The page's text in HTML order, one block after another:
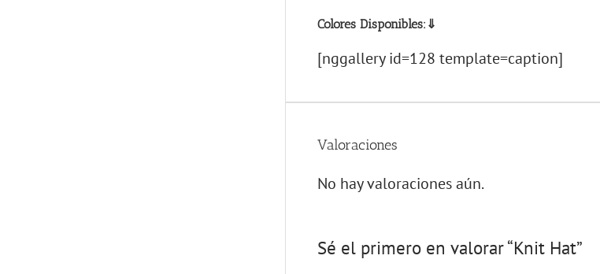
Colores Disponibles:⇓
[nggallery id=128 template=caption]
Valoraciones
No hay valoraciones aún.
Sé el primero en valorar “Knit Hat”